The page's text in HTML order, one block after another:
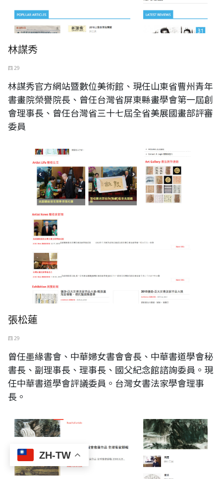
ZH-TW
林謀秀
四 29
林謀秀官方網站暨數位美術館、現任山東省曹州青年
書畫院榮譽院長、曾任台灣省屏東縣畫學會第一屆創
會理事長、曾任台灣省三十七屆全省美展國畫部評審
委員
張松蓮
四 29
曾任墨緣書會、中華婦女書會會長、中華書道學會秘
書長、副理事長、理事長、國父紀念館諮詢委員。現
任中華書道學會評議委員。台灣女書法家學會理事
長。